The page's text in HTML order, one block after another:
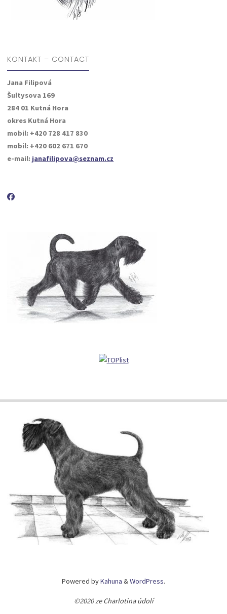
KONTAKT – CONTACT
Jana Filipová
Šultysova 169
284 01 Kutná Hora
okres Kutná Hora
mobil: +420 728 417 830
mobil: +420 602 671 670
e-mail: janafilipova@seznam.cz
Powered byKahuna &WordPress.
©2020 ze Charlotina údolí